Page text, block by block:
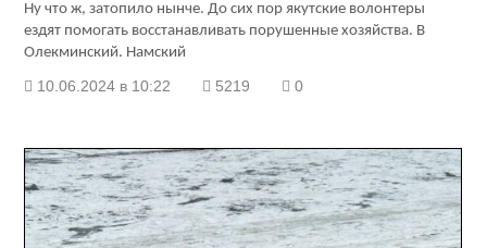
Ну что ж, затопило нынче. До сих пор якутские волонтеры
ездят помогать восстанавливать порушенные хозяйства. В
Олекминский. Намский
10.06.2024 в 10:22 5219 0